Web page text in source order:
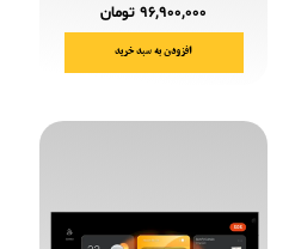
۹۶,۹۰۰,۰۰۰ تومان
افزودن به سبد خرید